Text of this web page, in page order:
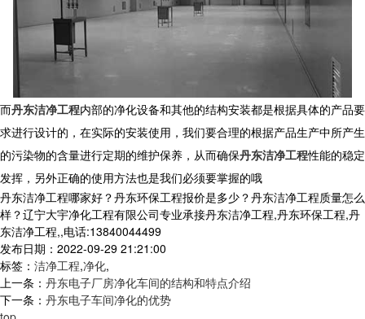
而丹东洁净工程内部的净化设备和其他的结构安装都是根据具体的产品要
求进行设计的，在实际的安装使用，我们要合理的根据产品生产中所产生
的污染物的含量进行定期的维护保养，从而确保丹东洁净工程性能的稳定
发挥，另外正确的使用方法也是我们必须要掌握的哦
丹东洁净工程哪家好？丹东环保工程报价是多少？丹东洁净工程质量怎么
样？辽宁大宇净化工程有限公司专业承接丹东洁净工程,丹东环保工程,丹
东洁净工程,,电话:13840044499
发布日期：2022-09-29 21:21:00
标签： 洁净工程,净化,
上一条： 丹东电子厂房净化车间的结构和特点介绍
下一条： 丹东电子车间净化的优势